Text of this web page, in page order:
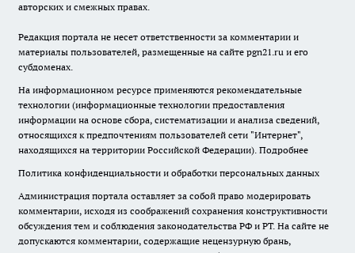
авторских и смежных правах.
Редакция портала не несет ответственности за комментарии и
материалы пользователей, размещенные на сайте pgn21.ru и его
субдоменах.
На информационном ресурсе применяются рекомендательные
технологии (информационные технологии предоставления
информации на основе сбора, систематизации и анализа сведений,
относящихся к предпочтениям пользователей сети "Интернет",
находящихся на территории Российской Федерации). Подробнее
Политика конфиденциальности и обработки персональных данных
Администрация портала оставляет за собой право модерировать
комментарии, исходя из соображений сохранения конструктивности
обсуждения тем и соблюдения законодательства РФ и РТ. На сайте не
допускаются комментарии, содержащие нецензурную брань,